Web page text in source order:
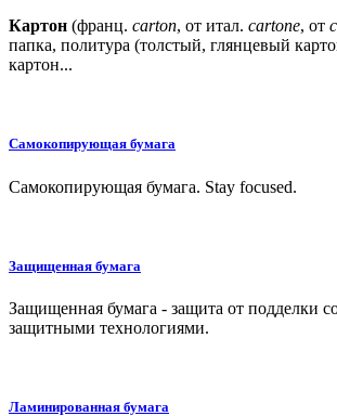
Картон (франц. carton, от итал. cartone, от
папка, политура (толстый, глянцевый
картон...
Самокопирующая бумага
Самокопирующая бумага. Stay focused.
Защищенная бумага
Защищенная бумага - защита от подделки
защитными технологиями.
Ламинированная бумага